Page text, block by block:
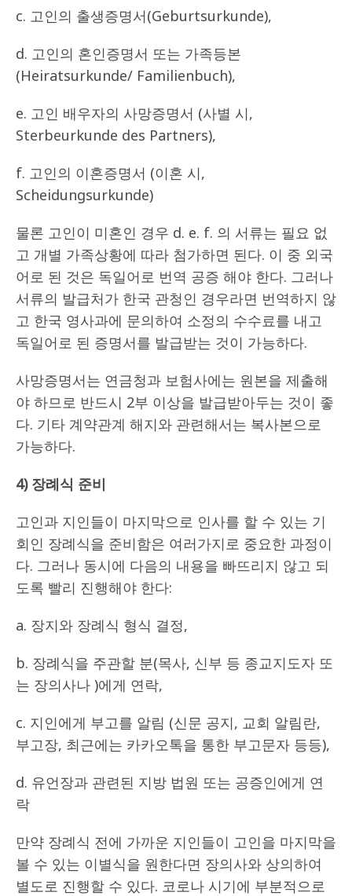
c. 고인의 출생증명서(Geburtsurkunde),
d. 고인의 혼인증명서 또는 가족등본
(Heiratsurkunde/ Familienbuch),
e. 고인 배우자의 사망증명서 (사별 시,
Sterbeurkunde des Partners),
f. 고인의 이혼증명서 (이혼 시,
Scheidungsurkunde)
물론 고인이 미혼인 경우 d. e. f. 의 서류는 필요 없
고 개별 가족상황에 따라 첨가하면 된다. 이 중 외국
어로 된 것은 독일어로 번역 공증 해야 한다. 그러나
서류의 발급처가 한국 관청인 경우라면 번역하지 않
고 한국 영사과에 문의하여 소정의 수수료를 내고
독일어로 된 증명서를 발급받는 것이 가능하다.
사망증명서는 연금청과 보험사에는 원본을 제출해
야 하므로 반드시 2부 이상을 발급받아두는 것이 좋
다. 기타 계약관계 해지와 관련해서는 복사본으로
가능하다.
4) 장례식 준비
고인과 지인들이 마지막으로 인사를 할 수 있는 기
회인 장례식을 준비함은 여러가지로 중요한 과정이
다. 그러나 동시에 다음의 내용을 빠뜨리지 않고 되
도록 빨리 진행해야 한다:
a. 장지와 장례식 형식 결정,
b. 장례식을 주관할 분(목사, 신부 등 종교지도자 또
는 장의사나 )에게 연락,
c. 지인에게 부고를 알림 (신문 공지, 교회 알림란,
부고장, 최근에는 카카오톡을 통한 부고문자 등등),
d. 유언장과 관련된 지방 법원 또는 공증인에게 연
락
만약 장례식 전에 가까운 지인들이 고인을 마지막을
볼 수 있는 이별식을 원한다면 장의사와 상의하여
별도로 진행할 수 있다. 코로나 시기에 부분적으로